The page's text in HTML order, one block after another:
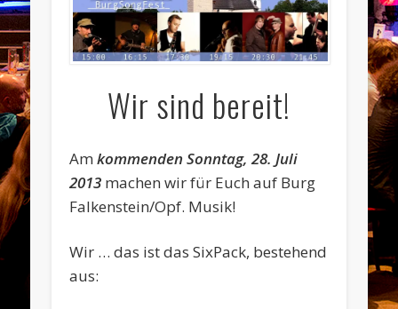
Wir sind bereit!
Amkommenden Sonntag, 28. Juli
2013 machen wir für Euch auf Burg
Falkenstein/Opf. Musik!
Wir … das ist das SixPack, bestehend
aus: